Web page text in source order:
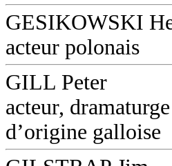
GESIKOWSKI
acteur polonais
GILL Peter
acteur,
d’origine galloise